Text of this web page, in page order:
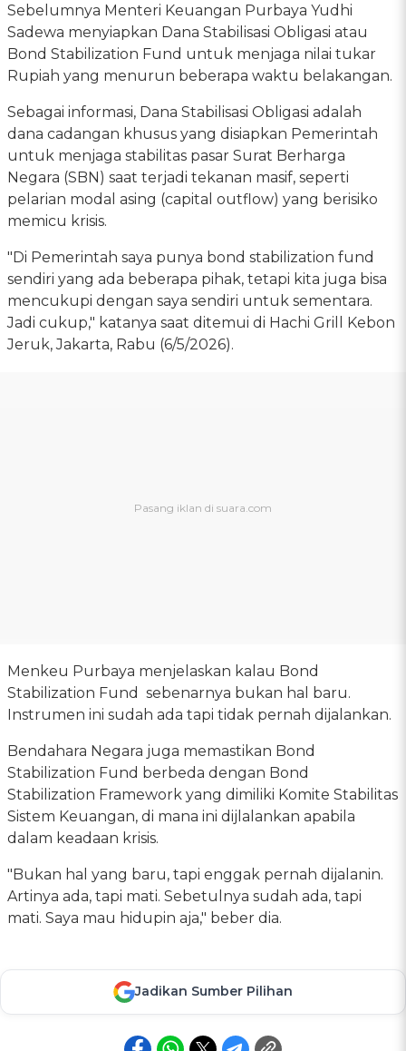
Sebelumnya Menteri Keuangan Purbaya Yudhi
Sadewa menyiapkan Dana Stabilisasi Obligasi atau
Bond Stabilization Fund untuk menjaga nilai tukar
Rupiah yang menurun beberapa waktu belakangan.
Sebagai informasi, Dana Stabilisasi Obligasi adalah
dana cadangan khusus yang disiapkan Pemerintah
untuk menjaga stabilitas pasar Surat Berharga
Negara (SBN) saat terjadi tekanan masif, seperti
pelarian modal asing (capital outflow) yang berisiko
memicu krisis.
"Di Pemerintah saya punya bond stabilization fund
sendiri yang ada beberapa pihak, tetapi kita juga bisa
mencukupi dengan saya sendiri untuk sementara.
Jadi cukup," katanya saat ditemui di Hachi Grill Kebon
Jeruk, Jakarta, Rabu (6/5/2026).
Menkeu Purbaya menjelaskan kalau Bond
Stabilization Fund sebenarnya bukan hal baru.
Instrumen ini sudah ada tapi tidak pernah dijalankan.
Bendahara Negara juga memastikan Bond
Stabilization Fund berbeda dengan Bond
Stabilization Framework yang dimiliki Komite Stabilitas
Sistem Keuangan, di mana ini dijlalankan apabila
dalam keadaan krisis.
"Bukan hal yang baru, tapi enggak pernah dijalanin.
Artinya ada, tapi mati. Sebetulnya sudah ada, tapi
mati. Saya mau hidupin aja," beber dia.
Jadikan Sumber Pilihan